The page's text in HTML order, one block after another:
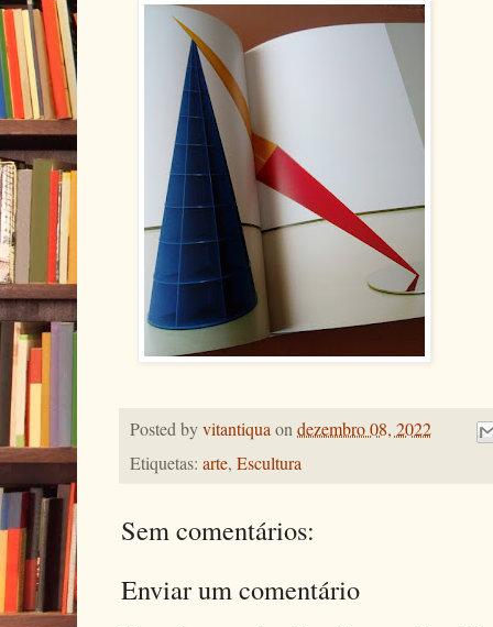
Posted byvitantiquaondezembro 08, 2022
Etiquetas: arte, Escultura
Sem comentários:
Enviar um comentário